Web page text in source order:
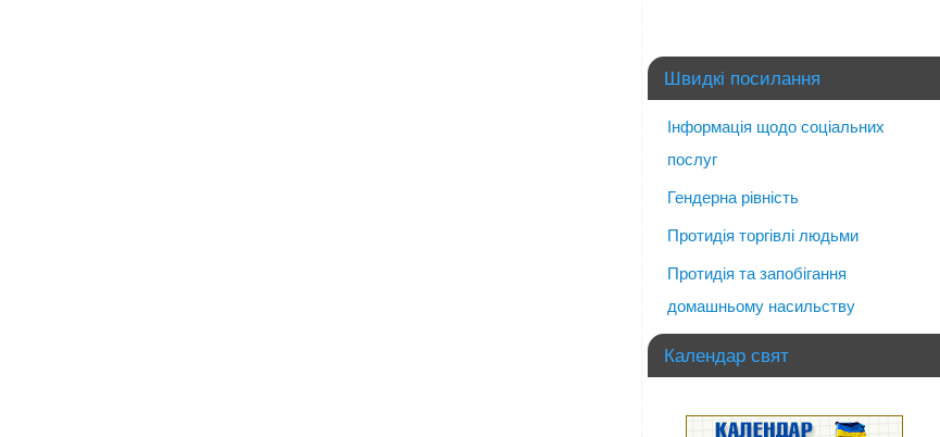
Швидкі посилання
Інформація щодо соціальних
послуг
Гендерна рівність
Протидія торгівлі людьми
Протидія та запобігання
домашньому насильству
Календар свят